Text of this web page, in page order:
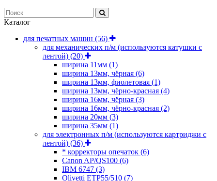
Каталог
для печатных машин (56)
для механических п/м (используются катушки с
лентой) (20)
ширина 11мм (1)
ширина 13мм, чёрная (6)
ширина 13мм, фиолетовая (1)
ширина 13мм, чёрно-красная (4)
ширина 16мм, чёрная (3)
ширина 16мм, чёрно-красная (2)
ширина 20мм (3)
ширина 35мм (1)
для электронных п/м (используются картриджи с
лентой) (36)
* корректоры опечаток (6)
Canon AP/QS100 (6)
IBM 6747 (3)
Olivetti ETP55/510 (7)